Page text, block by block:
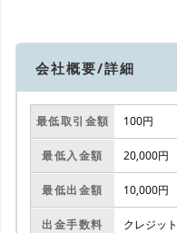
会社概要/詳細
最低取引金額 100円
最低入金額 20,000円
最低出金額 10,000円
出金手数料 クレジッ